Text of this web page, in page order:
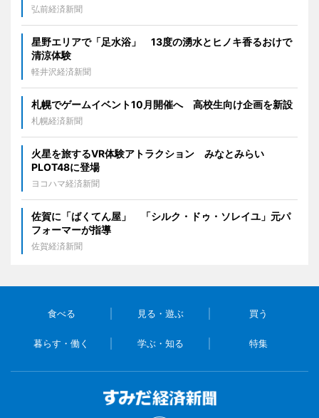
弘前経済新聞
星野エリアで「足水浴」 13度の湧水とヒノキ香るおけで
清涼体験
軽井沢経済新聞
札幌でゲームイベント10月開催へ 高校生向け企画を新設
札幌経済新聞
火星を旅するVR体験アトラクション みなとみらい
PLOT48に登場
ヨコハマ経済新聞
佐賀に「ばくてん屋」 「シルク・ドゥ・ソレイユ」元パ
フォーマーが指導
佐賀経済新聞
食べる 見る・遊ぶ 買う
暮らす・働く 学ぶ・知る 特集